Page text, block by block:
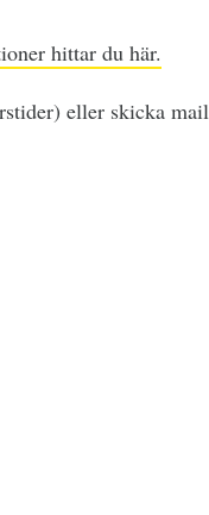
hittar du här.
eller skicka mail